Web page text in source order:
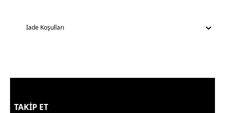
İade Koşulları
TAKİP ET